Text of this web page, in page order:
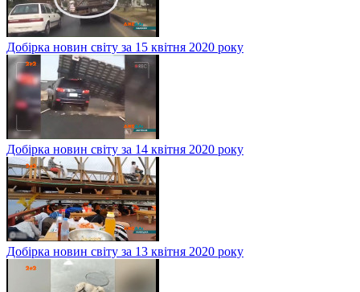
Добірка новин світу за 15 квітня 2020 року
Добірка новин світу за 14 квітня 2020 року
Добірка новин світу за 13 квітня 2020 року